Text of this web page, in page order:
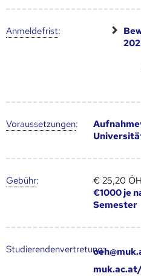
Anmelde­frist:
Voraus­setzungen:
Gebühr: € 25,20
€1000 je
Semester
Studierendenvertretung: